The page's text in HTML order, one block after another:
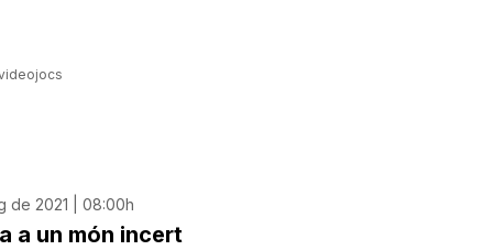
de 2021 | 08:00h
a un món incert